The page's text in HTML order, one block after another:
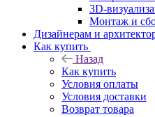
3D-
Монтаж и
Дизайнерам и
Как купить
Назад
Как купить
Условия оплаты
Условия доставки
Возврат товара